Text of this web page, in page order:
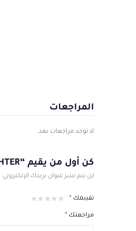
المراجعات
لا توجد مراجعات بعد.
كن أول من يقيم “SIGNAL CAVITY FIGHTER”
لن يتم نشر عنوان بريدك الإلكتروني.
تقييمك *
مراجعتك *